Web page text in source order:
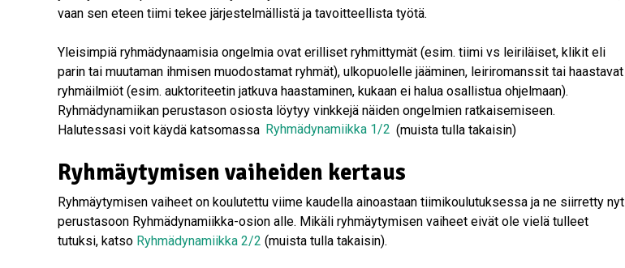
vaan sen eteen tiimi tekee järjestelmällistä ja tavoitteellista työtä.
Yleisimpiä ryhmädynaamisia ongelmia ovat erilliset ryhmittymät (esim. tiimi vs leiriläiset, klikit eli
parin tai muutaman ihmisen muodostamat ryhmät), ulkopuolelle jääminen, leiriromanssit tai haastavat
ryhmäilmiöt (esim. auktoriteetin jatkuva haastaminen, kukaan ei halua osallistua ohjelmaan).
Ryhmädynamiikan perustason osiosta löytyy vinkkejä näiden ongelmien ratkaisemiseen.
Halutessasi voit käydä katsomassa Ryhmädynamiikka 1/2 (muista tulla takaisin)
Ryhmäytymisen vaiheiden kertaus
Ryhmäytymisen vaiheet on koulutettu viime kaudella ainoastaan tiimikoulutuksessa ja ne siirretty nyt
perustasoon Ryhmädynamiikka-osion alle. Mikäli ryhmäytymisen vaiheet eivät ole vielä tulleet
tutuksi, katso Ryhmädynamiikka 2/2 (muista tulla takaisin).